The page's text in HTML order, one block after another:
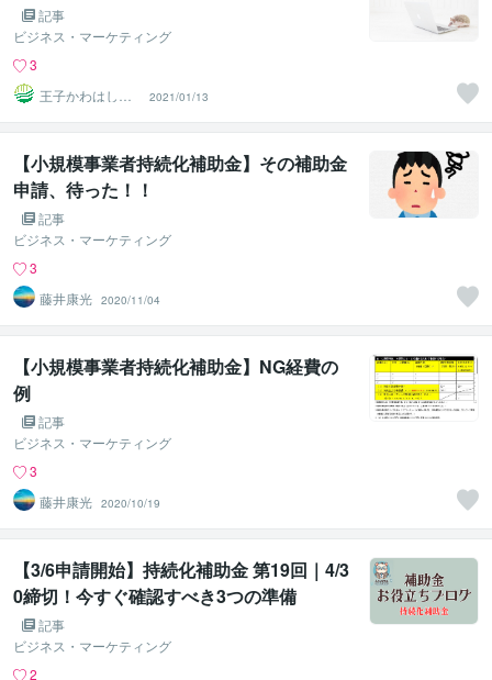
記事
ビジネス・マーケティング
3
王子かわはし事
務所
2021/01/13
【小規模事業者持続化補助金】その補助金
申請、待った！！
記事
ビジネス・マーケティング
3
藤井康光 2020/11/04
【小規模事業者持続化補助金】NG経費の
例
記事
ビジネス・マーケティング
3
藤井康光 2020/10/19
【3/6申請開始】持続化補助金 第19回｜4/3
0締切！今すぐ確認すべき3つの準備
記事
ビジネス・マーケティング
2